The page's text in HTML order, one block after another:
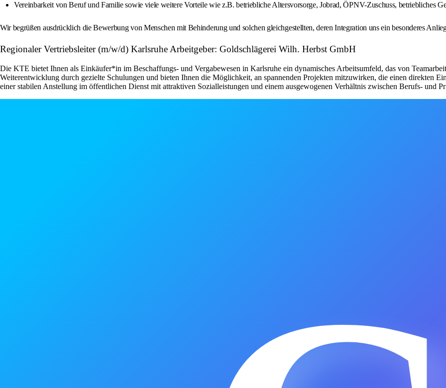
Vereinbarkeit von Beruf und Familie sowie viele weitere Vorteile wie z.B. betriebliche Altersvorsorge, Jobrad, ÖPNV-Zuschuss, betriebliches
Wir begrüßen ausdrücklich die Bewerbung von Menschen mit Behinderung und solchen gleichgestellten, deren Integration uns ein besonderes
Regionaler Vertriebsleiter (m/w/d) Karlsruhe Arbeitgeber: Goldschlägerei Wilh. Herbst GmbH
Die KTE bietet Ihnen als Einkäufer*in im Beschaffungs- und Vergabewesen in Karlsruhe ein dynamisches Arbeitsumfeld, das von
Weiterentwicklung durch gezielte Schulungen und bieten Ihnen die Möglichkeit, an spannenden Projekten mitzuwirken, die einen direkten
einer stabilen Anstellung im öffentlichen Dienst mit attraktiven Sozialleistungen und einem ausgewogenen Verhältnis zwischen Berufs- und